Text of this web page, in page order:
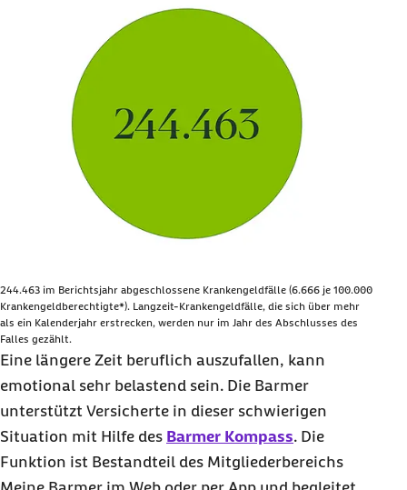
244.463 im Berichtsjahr abgeschlossene Krankengeldfälle (6.666 je 100.000
Krankengeldberechtigte*). Langzeit-Krankengeldfälle, die sich über mehr
als ein Kalenderjahr erstrecken, werden nur im Jahr des Abschlusses des
Falles gezählt.
Eine längere Zeit beruflich auszufallen, kann
emotional sehr belastend sein. Die Barmer
unterstützt Versicherte in dieser schwierigen
Situation mit Hilfe des Barmer Kompass. Die
Funktion ist Bestandteil des Mitgliederbereichs